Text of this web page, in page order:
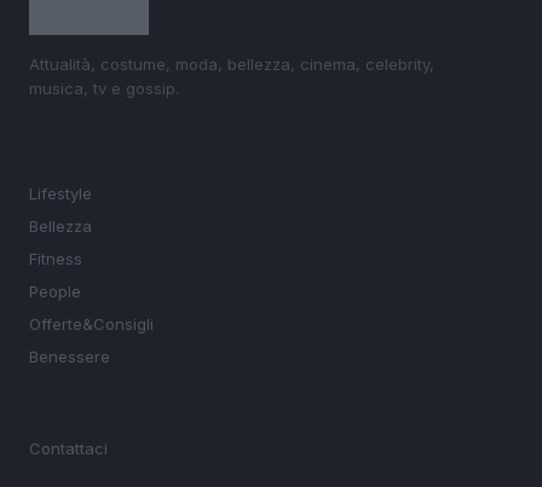
Attualità, costume, moda, bellezza, cinema, celebrity,
musica, tv e gossip.
Lifestyle
Bellezza
Fitness
People
Offerte&Consigli
Benessere
Contattaci